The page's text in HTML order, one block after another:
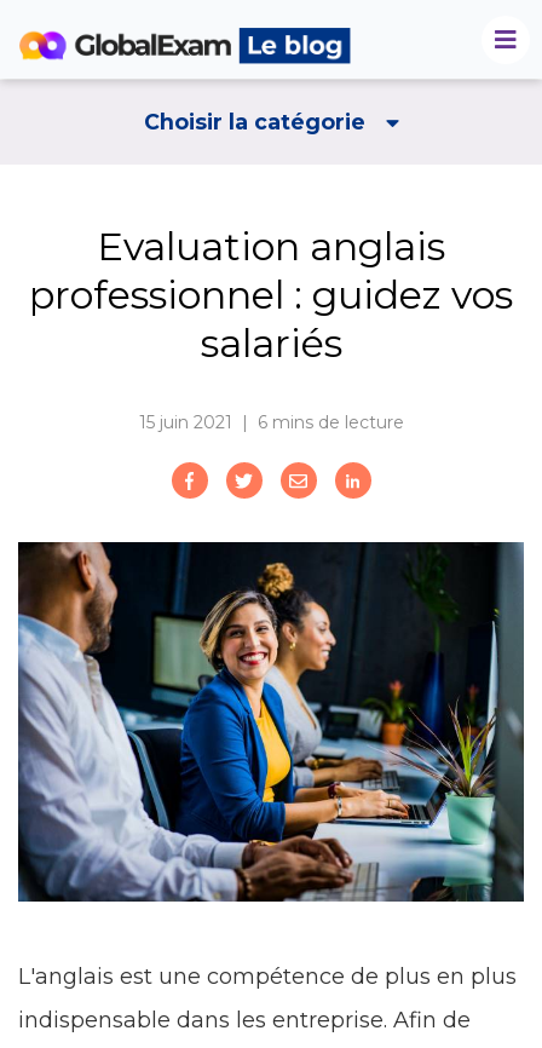
Choisir la catégorie
Evaluation anglais
professionnel : guidez vos
salariés
15 juin 2021 | 6 mins de lecture
L'anglais est une compétence de plus en plus
indispensable dans les entreprise. Afin de